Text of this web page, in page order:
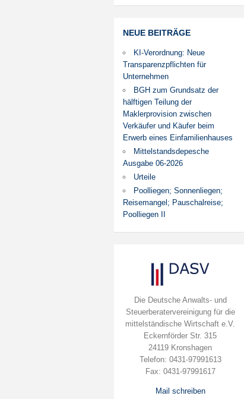
NEUE BEITRÄGE
KI-Verordnung: Neue
Transparenzpflichten für
Unternehmen
BGH zum Grundsatz der
hälftigen Teilung der
Maklerprovision zwischen
Verkäufer und Käufer beim
Erwerb eines Einfamilienhauses
Mittelstandsdepesche
Ausgabe 06-2026
Urteile
Poolliegen; Sonnenliegen;
Reisemangel; Pauschalreise;
Poolliegen II
Die Deutsche Anwalts- und
Steuerberatervereinigung für die
mittelständische Wirtschaft e.V.
Eckernförder Str. 315
24119 Kronshagen
Telefon: 0431-97991613
Fax: 0431-97991617
Mail schreiben